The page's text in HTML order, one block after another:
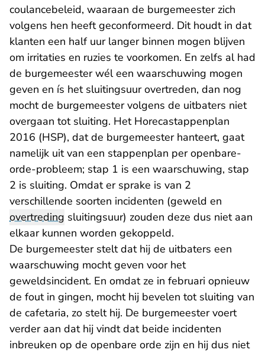
coulancebeleid, waaraan de burgemeester zich
volgens hen heeft geconformeerd. Dit houdt in dat
klanten een half uur langer binnen mogen blijven
om irritaties en ruzies te voorkomen. En zelfs al had
de burgemeester wél een waarschuwing mogen
geven en ís het sluitingsuur overtreden, dan nog
mocht de burgemeester volgens de uitbaters niet
overgaan tot sluiting. Het Horecastappenplan
2016 (HSP), dat de burgemeester hanteert, gaat
namelijk uit van een stappenplan per openbare-
orde-probleem; stap 1 is een waarschuwing, stap
2 is sluiting. Omdat er sprake is van 2
verschillende soorten incidenten (geweld en
overtreding sluitingsuur) zouden deze dus niet aan
elkaar kunnen worden gekoppeld.
De burgemeester stelt dat hij de uitbaters een
waarschuwing mocht geven voor het
geweldsincident. En omdat ze in februari opnieuw
de fout in gingen, mocht hij bevelen tot sluiting van
de cafetaria, zo stelt hij. De burgemeester voert
verder aan dat hij vindt dat beide incidenten
inbreuken op de openbare orde zijn en hij dus niet